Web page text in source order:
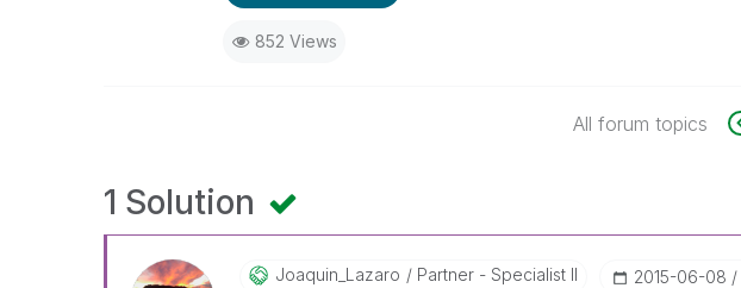
852 Views
All forum topics
1 Solution
Joaquin_Lazaro Partner - Specialist II ‎2015-06-08